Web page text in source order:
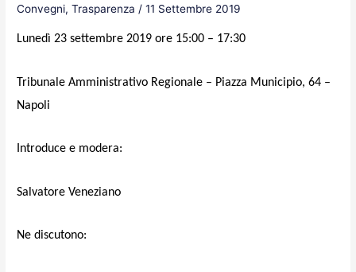
Convegni,Trasparenza /11 Settembre 2019
Lunedì 23 settembre 2019 ore 15:00 – 17:30
Tribunale Amministrativo Regionale – Piazza Municipio, 64 –
Napoli
Introduce e modera:
Salvatore Veneziano
Ne discutono: